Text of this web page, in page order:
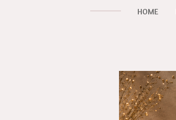
HOME